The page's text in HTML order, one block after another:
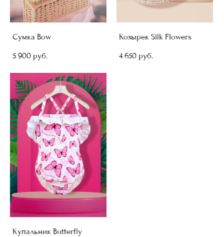
Сумка Bow
5 900 pуб.
Козырек Silk Flowers
4 650 pуб.
Купальник Butterfly